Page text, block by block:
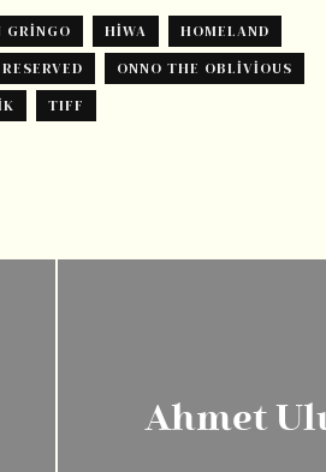
GRINGO HIWA
HOMELAND
ONNO THE OBLIVIOUS
TIFF
Ahmet